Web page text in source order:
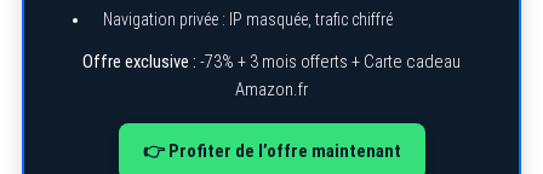
Navigation privée : IP masquée, trafic chiffré
Offre exclusive : -73% + 3 mois offerts + Carte cadeau
Amazon.fr
👉 Profiter de l’offre maintenant